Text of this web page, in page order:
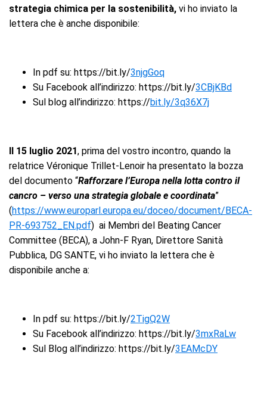
strategia chimica per la sostenibilità, vi ho inviato la
lettera che è anche disponibile:
In pdf su: https://bit.ly/3njgGoq
Su Facebook all’indirizzo: https://bit.ly/3CBjKBd
Sul blog all’indirizzo: https://bit.ly/3q36X7j
Il 15 luglio 2021, prima del vostro incontro, quando la
relatrice Véronique Trillet-Lenoir ha presentato la bozza
del documento “Rafforzare l’Europa nella lotta contro il
cancro – verso una strategia globale e coordinata”
(https://www.europarl.europa.eu/doceo/document/BECA-
PR-693752_EN.pdf) ai Membri del Beating Cancer
Committee (BECA), a John-F Ryan, Direttore Sanità
Pubblica, DG SANTE, vi ho inviato la lettera che è
disponibile anche a:
In pdf su: https://bit.ly/2TigQ2W
Su Facebook all’indirizzo: https://bit.ly/3mxRaLw
Sul Blog all’indirizzo: https://bit.ly/3EAMcDY